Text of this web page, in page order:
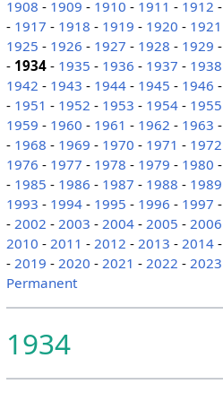
1908 - 1909 - 1910 - 1911 - 1912 -
- 1917 - 1918 - 1919 - 1920 - 1921
1925 - 1926 - 1927 - 1928 - 1929 -
- 1934- 1935 - 1936 - 1937 - 1938
1942 - 1943 - 1944- 1945 - 1946 -
- 1951 - 1952 - 1953 - 1954- 1955
1959 - 1960 - 1961 - 1962 - 1963 -
- 1968 - 1969 - 1970 - 1971 - 1972
1976 - 1977 - 1978 - 1979 - 1980 -
- 1985 - 1986 - 1987 - 1988 - 1989
1993 - 1994- 1995 - 1996 - 1997 -
- 2002 - 2003 - 2004- 2005 - 2006
2010 - 2011 - 2012 - 2013 - 2014-
- 2019 - 2020 - 2021 - 2022 - 2023
Permanent
1934